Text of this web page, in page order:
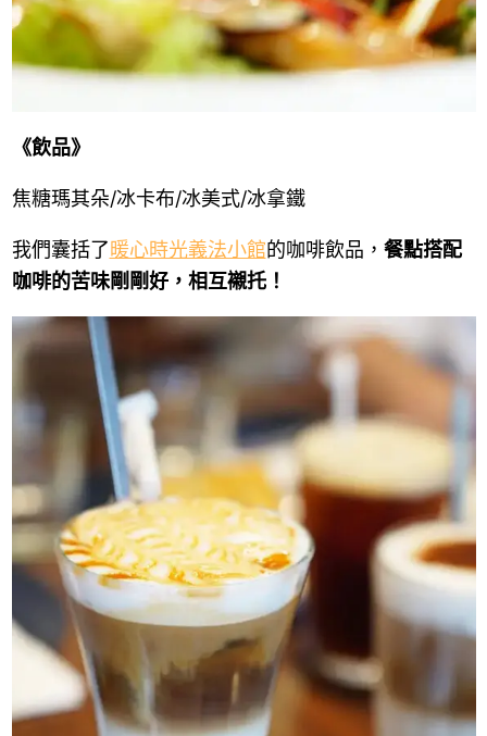
《飲品》
焦糖瑪其朵/冰卡布/冰美式/冰拿鐵
我們囊括了暖心時光義法小館的咖啡飲品， 餐點搭配
咖啡的苦味剛剛好，相互襯托！